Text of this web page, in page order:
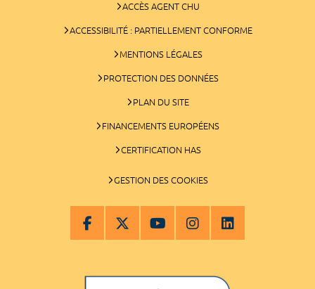
ACCÈS AGENT CHU
ACCESSIBILITÉ : PARTIELLEMENT CONFORME
MENTIONS LÉGALES
PROTECTION DES DONNÉES
PLAN DU SITE
FINANCEMENTS EUROPÉENS
CERTIFICATION HAS
GESTION DES COOKIES